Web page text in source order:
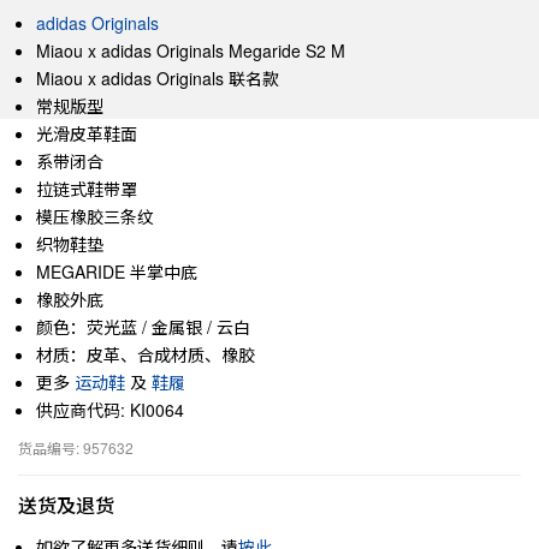
adidas Originals
Miaou x adidas Originals Megaride S2 M
Miaou x adidas Originals 联名款
常规版型
光滑皮革鞋面
系带闭合
拉链式鞋带罩
模压橡胶三条纹
织物鞋垫
MEGARIDE 半掌中底
橡胶外底
颜色：荧光蓝 / 金属银 / 云白
材质：皮革、合成材质、橡胶
更多 运动鞋 及 鞋履
供应商代码: KI0064
货品编号: 957632
送货及退货